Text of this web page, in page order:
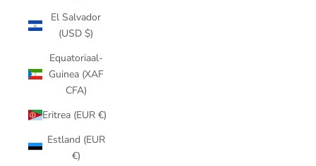
El Salvador
(USD $)
Equatoriaal-
Guinea (XAF
CFA)
Eritrea (EUR €)
Estland (EUR
€)